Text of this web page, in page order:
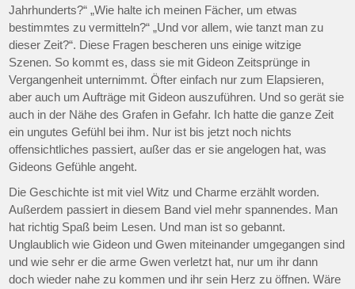
Jahrhunderts?“ „Wie halte ich meinen Fächer, um etwas
bestimmtes zu vermitteln?“ „Und vor allem, wie tanzt man zu
dieser Zeit?“. Diese Fragen bescheren uns einige witzige
Szenen. So kommt es, dass sie mit Gideon Zeitsprünge in
Vergangenheit unternimmt. Öfter einfach nur zum Elapsieren,
aber auch um Aufträge mit Gideon auszuführen. Und so gerät sie
auch in der Nähe des Grafen in Gefahr. Ich hatte die ganze Zeit
ein ungutes Gefühl bei ihm. Nur ist bis jetzt noch nichts
offensichtliches passiert, außer das er sie angelogen hat, was
Gideons Gefühle angeht.
Die Geschichte ist mit viel Witz und Charme erzählt worden.
Außerdem passiert in diesem Band viel mehr spannendes. Man
hat richtig Spaß beim Lesen. Und man ist so gebannt.
Unglaublich wie Gideon und Gwen miteinander umgegangen sind
und wie sehr er die arme Gwen verletzt hat, nur um ihr dann
doch wieder nahe zu kommen und ihr sein Herz zu öffnen. Wäre